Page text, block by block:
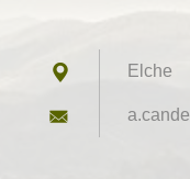
Elche
a.candel